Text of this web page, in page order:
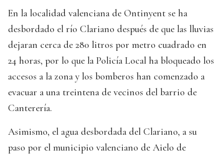
En la localidad valenciana de Ontinyent se ha
desbordado el río Clariano después de que las lluvias
dejaran cerca de 280 litros por metro cuadrado en
24 horas, por lo que la Policía Local ha bloqueado los
accesos a la zona y los bomberos han comenzado a
evacuar a una treintena de vecinos del barrio de
Canterería.
Asimismo, el agua desbordada del Clariano, a su
paso por el municipio valenciano de Aielo de